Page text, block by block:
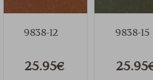
9838-12
25.95€
9838-15